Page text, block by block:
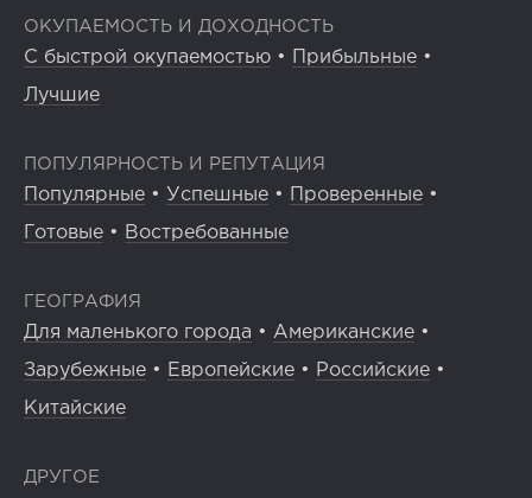
ОКУПАЕМОСТЬ И ДОХОДНОСТЬ
С быстрой окупаемостью • Прибыльные •
Лучшие
ПОПУЛЯРНОСТЬ И РЕПУТАЦИЯ
Популярные • Успешные • Проверенные •
Готовые • Востребованные
ГЕОГРАФИЯ
Для маленького города • Американские •
Зарубежные • Европейские • Российские •
Китайские
ДРУГОЕ